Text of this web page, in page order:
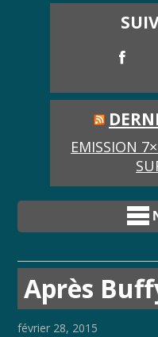
EMISSION
Après
février 28, 2015